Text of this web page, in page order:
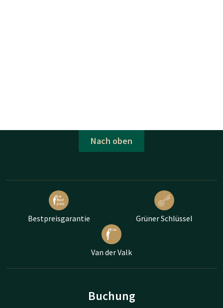
Nach oben
Bestpreisgarantie Grüner Schlüssel
Van der Valk
Buchung